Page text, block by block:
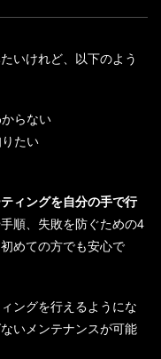
いけれど、以下のよう
らない
たい
ィングを自分の手で行
順、失敗を防ぐための4
めての方でも安心で
ングを行えるようにな
いメンテナンスが可能